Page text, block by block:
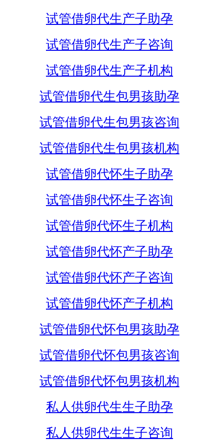
试管借卵代生产子助孕
试管借卵代生产子咨询
试管借卵代生产子机构
试管借卵代生包男孩助孕
试管借卵代生包男孩咨询
试管借卵代生包男孩机构
试管借卵代怀生子助孕
试管借卵代怀生子咨询
试管借卵代怀生子机构
试管借卵代怀产子助孕
试管借卵代怀产子咨询
试管借卵代怀产子机构
试管借卵代怀包男孩助孕
试管借卵代怀包男孩咨询
试管借卵代怀包男孩机构
私人供卵代生生子助孕
私人供卵代生生子咨询